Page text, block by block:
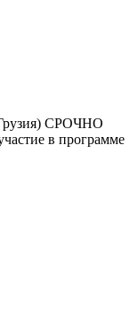
СРОЧНО
в программе